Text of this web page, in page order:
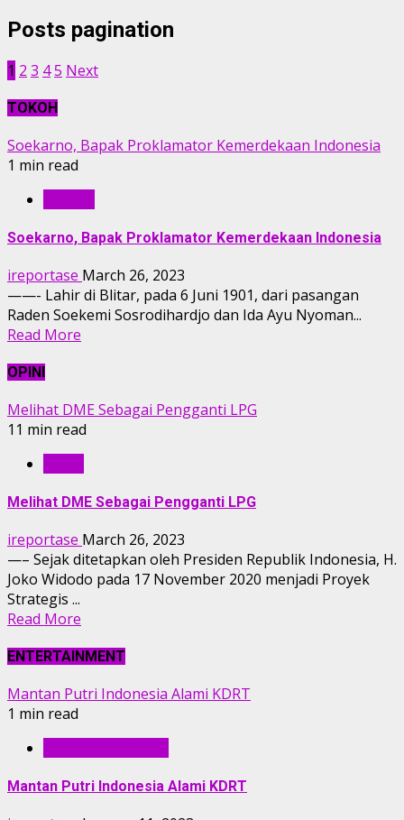
Posts pagination
1 2 3 45 Next
TOKOH
Soekarno, Bapak Proklamator Kemerdekaan Indonesia
1 min read
Soekarno, Bapak Proklamator Kemerdekaan Indonesia
ireportase March 26, 2023
——- Lahir di Blitar, pada 6 Juni 1901, dari pasangan
Raden Soekemi Sosrodihardjo dan Ida Ayu Nyoman...
Read More
OPINI
Melihat DME Sebagai Pengganti LPG
11 min read
Melihat DME Sebagai Pengganti LPG
ireportase March 26, 2023
—– Sejak ditetapkan oleh Presiden Republik Indonesia, H.
Joko Widodo pada 17 November 2020 menjadi Proyek
Strategis ...
Read More
ENTERTAINMENT
Mantan Putri Indonesia Alami KDRT
1 min read
Mantan Putri Indonesia Alami KDRT